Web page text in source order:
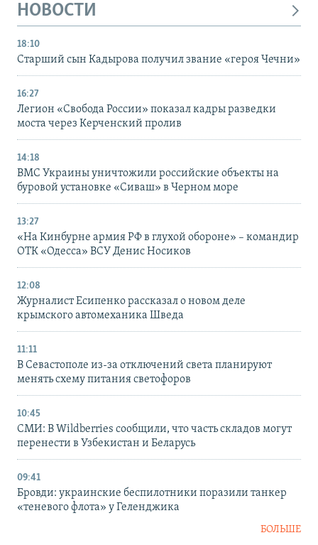
НОВОСТИ
18:10
Старший сын Кадырова получил звание «героя Чечни»
16:27
Легион «Свобода России» показал кадры разведки
моста через Керченский пролив
14:18
ВМС Украины уничтожили российские объекты на
буровой установке «Сиваш» в Черном море
13:27
«На Кинбурне армия РФ в глухой обороне» – командир
ОТК «Одесса» ВСУ Денис Носиков
12:08
Журналист Есипенко рассказал о новом деле
крымского автомеханика Шведа
11:11
В Севастополе из-за отключений света планируют
менять схему питания светофоров
10:45
СМИ: В Wildberries сообщили, что часть складов могут
перенести в Узбекистан и Беларусь
09:41
Бровди: украинские беспилотники поразили танкер
«теневого флота» у Геленджика
БОЛЬШЕ